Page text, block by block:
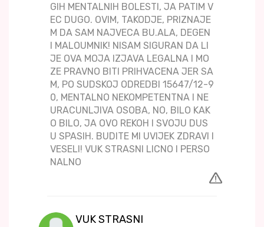
GIH MENTALNIH BOLESTI, JA PATIM V
EC DUGO. OVIM, TAKODJE, PRIZNAJE
M DA SAM NAJVECA BU.ALA, DEGEN
I MALOUMNIK! NISAM SIGURAN DA LI
JE OVA MOJA IZJAVA LEGALNA I MO
ZE PRAVNO BITI PRIHVACENA JER SA
M, PO SUDSKOJ ODREDBI 15647/12-9
0, MENTALNO NEKOMPETENTNA I NE
URACUNLJIVA OSOBA, NO, BILO KAK
O BILO, JA OVO REKOH I SVOJU DUS
U SPASIH. BUDITE MI UVIJEK ZDRAVI I
VESELI! VUK STRASNI LICNO I PERSO
NALNO
VUK STRASNI